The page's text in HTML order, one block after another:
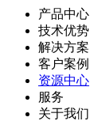
产品中心
技术优势
解决方案
客户案例
资源中心
服务
关于我们